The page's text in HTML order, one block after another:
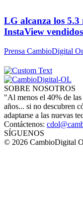
LG alcanza los 5.3
InstaView
Prensa CambioDigital
SOBRE NOSOTROS
"Al menos el 40% de
años... si no descubren
adaptarse a las nuevas
Contáctenos:
SÍGUENOS
© 2026 CambioDigital